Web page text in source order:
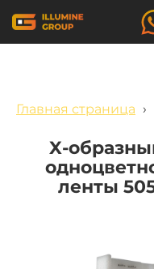
Главная страница ›
X-
ленты